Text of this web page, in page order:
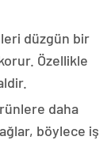
düzgün bir
Özellikle
daha
böylece iş